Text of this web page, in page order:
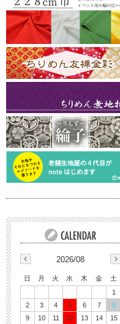
2026/08
日 月 火 水 木 金
土
1
2
3 4 5 6 7
8
9
10 11 12 13 14
15